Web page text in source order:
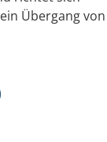
Übergang von